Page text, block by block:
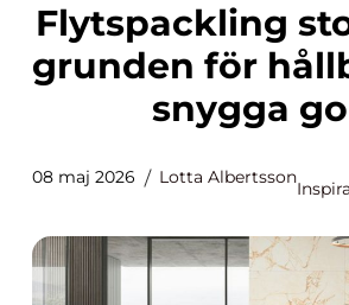
Flytspackling stockholm
grunden för
snygga
08 maj 2026 Lotta Albertsson